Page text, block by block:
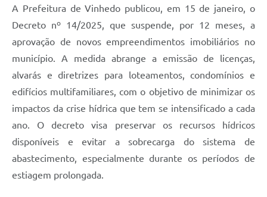
A Prefeitura de Vinhedo publicou, em 15 de janeiro, o
Decreto nº 14/2025, que suspende, por 12 meses, a
aprovação de novos empreendimentos imobiliários no
município. A medida abrange a emissão de licenças,
alvarás e diretrizes para loteamentos, condomínios e
edifícios multifamiliares, com o objetivo de minimizar os
impactos da crise hídrica que tem se intensificado a cada
ano. O decreto visa preservar os recursos hídricos
disponíveis e evitar a sobrecarga do sistema de
abastecimento, especialmente durante os períodos de
estiagem prolongada.